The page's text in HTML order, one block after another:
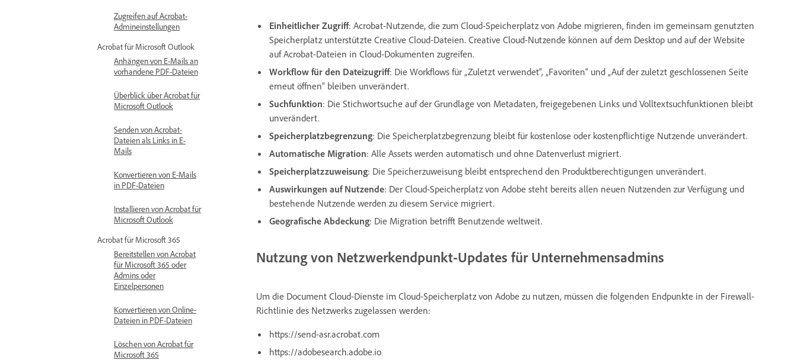
Zugreifen auf Acrobat-
Admineinstellungen
Acrobat für Microsoft Outlook
Anhängen von E-Mails an
vorhandene PDF-Dateien
Überblick über Acrobat für
Microsoft Outlook
Senden von Acrobat-
Dateien als Links in E-
Mails
Konvertieren von E-Mails
in PDF-Dateien
Installieren von Acrobat für
Microsoft Outlook
Acrobat für Microsoft 365
Bereitstellen von Acrobat
für Microsoft 365 oder
Admins oder
Einzelpersonen
Konvertieren von Online-
Dateien in PDF-Dateien
Löschen von Acrobat für
Microsoft 365
Einheitlicher Zugriff: Acrobat-Nutzende, die zum Cloud-Speicherplatz von Adobe migrieren, finden im gemeinsam genutzten
Speicherplatz unterstützte Creative Cloud-Dateien. Creative Cloud-Nutzende können auf dem Desktop und auf der Website
auf Acrobat-Dateien in Cloud-Dokumenten zugreifen.
Workflow für den Dateizugriff: Die Workflows für „Zuletzt verwendet“, „Favoriten“ und „Auf der zuletzt geschlossenen Seite
erneut öffnen“ bleiben unverändert.
Suchfunktion: Die Stichwortsuche auf der Grundlage von Metadaten, freigegebenen Links und Volltextsuchfunktionen bleibt
unverändert.
Speicherplatzbegrenzung: Die Speicherplatzbegrenzung bleibt für kostenlose oder kostenpflichtige Nutzende unverändert.
Automatische Migration: Alle Assets werden automatisch und ohne Datenverlust migriert.
Speicherplatzzuweisung: Die Speicherzuweisung bleibt entsprechend den Produktberechtigungen unverändert.
Auswirkungen auf Nutzende: Der Cloud-Speicherplatz von Adobe steht bereits allen neuen Nutzenden zur Verfügung und
bestehende Nutzende werden zu diesem Service migriert.
Geografische Abdeckung: Die Migration betrifft Benutzende weltweit.
Nutzung von Netzwerkendpunkt-Updates für Unternehmensadmins
Um die Document Cloud-Dienste im Cloud-Speicherplatz von Adobe zu nutzen, müssen die folgenden Endpunkte in der Firewall-
Richtlinie des Netzwerks zugelassen werden:
https://send-asr.acrobat.com
https://adobesearch.adobe.io